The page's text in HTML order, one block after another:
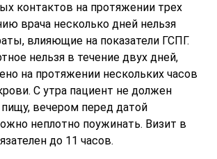
контактов на протяжении трех
врача несколько дней нельзя
влияющие на показатели ГСПГ.
нельзя в течение двух дней,
на протяжении нескольких часов
С утра пациент не должен
пищу, вечером перед датой
неплотно поужинать. Визит в
до 11 часов.